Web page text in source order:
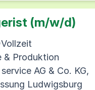
(m/w/d)
Vollzeit
& Produktion
AG & Co. KG,
Ludwigsburg